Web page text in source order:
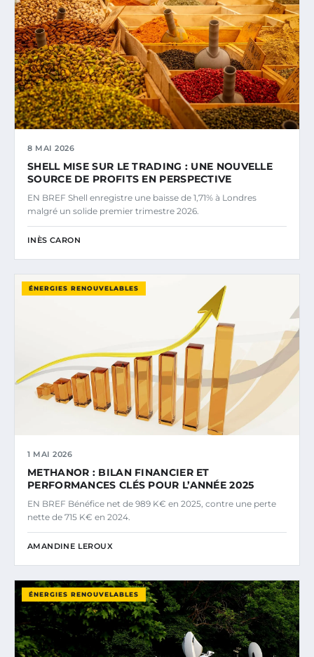
8 MAI 2026
SHELL MISE SUR LE TRADING : UNE NOUVELLE
SOURCE DE PROFITS EN PERSPECTIVE
EN BREF Shell enregistre une baisse de 1,71% à Londres
malgré un solide premier trimestre 2026.
INÈS CARON
ÉNERGIES RENOUVELABLES
1 MAI 2026
METHANOR : BILAN FINANCIER ET
PERFORMANCES CLÉS POUR L’ANNÉE 2025
EN BREF Bénéfice net de 989 K€ en 2025, contre une perte
nette de 715 K€ en 2024.
AMANDINE LEROUX
ÉNERGIES RENOUVELABLES